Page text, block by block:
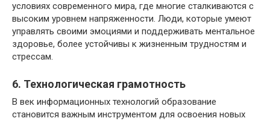
условиях современного мира, где многие сталкиваются с
высоким уровнем напряженности. Люди, которые умеют
управлять своими эмоциями и поддерживать ментальное
здоровье, более устойчивы к жизненным трудностям и
стрессам.
6. Технологическая грамотность
В век информационных технологий образование
становится важным инструментом для освоения новых